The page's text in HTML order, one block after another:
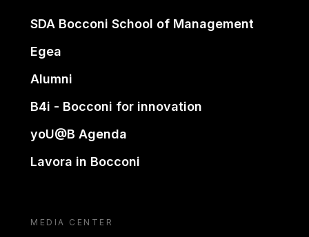
SDA Bocconi School of Management
Egea
Alumni
B4i - Bocconi for innovation
yoU@B Agenda
Lavora in Bocconi
MEDIA CENTER